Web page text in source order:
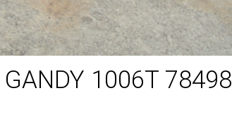
1006T 78498